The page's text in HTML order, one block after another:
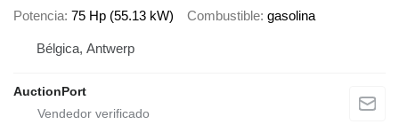
Potencia 75 Hp (55.13 kW) Combustible gasolina
Bélgica, Antwerp
AuctionPort